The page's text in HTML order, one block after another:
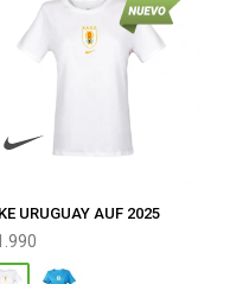
URUGUAY AUF 2025